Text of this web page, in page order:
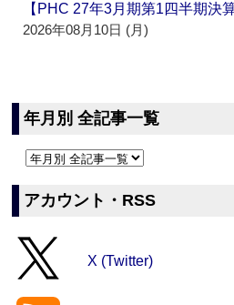
【PHC 27年3月期第1四半期決
2026年08月10日 (月)
年月別 全記事一覧
アカウント・RSS
X (Twitter)